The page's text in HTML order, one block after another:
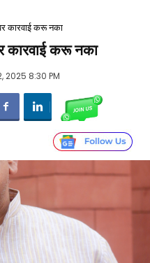
कारवाई करू नका
कारवाई करू नका
2025 8:30 PM